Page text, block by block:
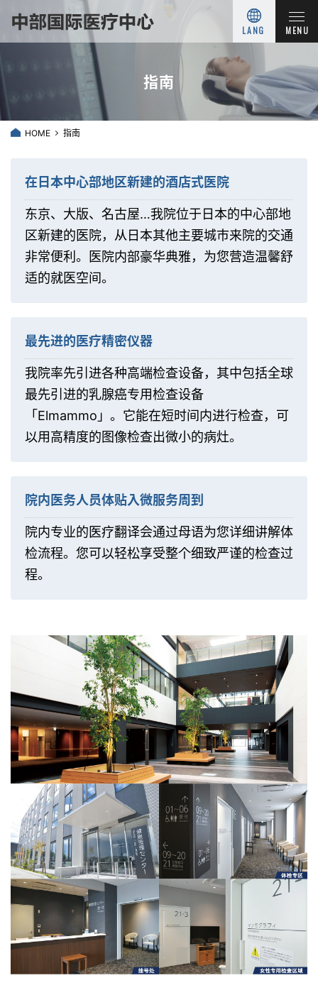
LANG MENU
指南
HOME 指南
在日本中心部地区新建的酒店式医院
东京、大版、名古屋…我院位于日本的中心部地
区新建的医院，从日本其他主要城市来院的交通
非常便利。医院内部豪华典雅，为您营造温馨舒
适的就医空间。
最先进的医疗精密仪器
我院率先引进各种高端检查设备，其中包括全球
最先引进的乳腺癌专用检查设备
「Elmammo」。它能在短时间内进行检查，可
以用高精度的图像检查出微小的病灶。
院内医务人员体贴入微服务周到
院内专业的医疗翻译会通过母语为您详细讲解体
检流程。您可以轻松享受整个细致严谨的检查过
程。